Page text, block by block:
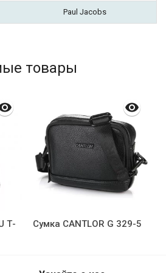
Paul Jacobs
товары
Т-
Сумка CANTLOR G 329-5